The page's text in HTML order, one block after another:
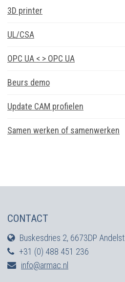
3D printer
UL/CSA
OPC UA < > OPC UA
Beurs demo
Update CAM profielen
Samen werken of samenwerken
CONTACT
Buskesdries 2, 6673DP Andelst
+31 (0) 488 451 236
info@armac.nl